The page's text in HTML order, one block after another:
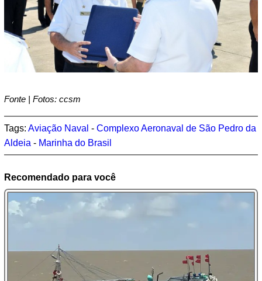
Fonte | Fotos: ccsm
Tags: Aviação Naval - Complexo Aeronaval de São Pedro da
Aldeia - Marinha do Brasil
Recomendado para você